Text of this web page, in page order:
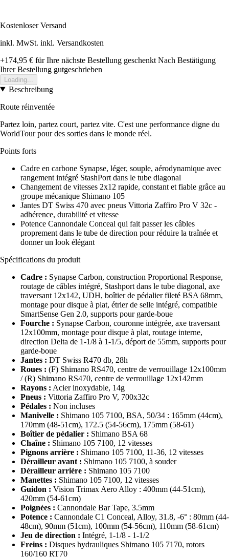
Kostenloser Versand
inkl. MwSt. inkl. Versandkosten
+174,95 € für Ihre nächste Bestellung geschenkt Nach Bestätigung
Ihrer Bestellung gutgeschrieben
Loading...
Beschreibung
Route réinventée
Partez loin, partez court, partez vite. C'est une performance digne du
WorldTour pour des sorties dans le monde réel.
Points forts
Cadre en carbone Synapse, léger, souple, aérodynamique avec
rangement intégré StashPort dans le tube diagonal
Changement de vitesses 2x12 rapide, constant et fiable grâce au
groupe mécanique Shimano 105
Jantes DT Swiss 470 avec pneus Vittoria Zaffiro Pro V 32c -
adhérence, durabilité et vitesse
Potence Cannondale Conceal qui fait passer les câbles
proprement dans le tube de direction pour réduire la traînée et
donner un look élégant
Spécifications du produit
Cadre : Synapse Carbon, construction Proportional Response,
routage de câbles intégré, Stashport dans le tube diagonal, axe
traversant 12x142, UDH, boîtier de pédalier fileté BSA 68mm,
montage pour disque à plat, étrier de selle intégré, compatible
SmartSense Gen 2.0, supports pour garde-boue
Fourche : Synapse Carbon, couronne intégrée, axe traversant
12x100mm, montage pour disque à plat, routage interne,
direction Delta de 1-1/8 à 1-1/5, déport de 55mm, supports pour
garde-boue
Jantes : DT Swiss R470 db, 28h
Roues : (F) Shimano RS470, centre de verrouillage 12x100mm
/ (R) Shimano RS470, centre de verrouillage 12x142mm
Rayons : Acier inoxydable, 14g
Pneus : Vittoria Zaffiro Pro V, 700x32c
Pédales : Non incluses
Manivelle : Shimano 105 7100, BSA, 50/34 : 165mm (44cm),
170mm (48-51cm), 172.5 (54-56cm), 175mm (58-61)
Boîtier de pédalier : Shimano BSA 68
Chaîne : Shimano 105 7100, 12 vitesses
Pignons arrière : Shimano 105 7100, 11-36, 12 vitesses
Dérailleur avant : Shimano 105 7100, à souder
Dérailleur arrière : Shimano 105 7100
Manettes : Shimano 105 7100, 12 vitesses
Guidon : Vision Trimax Aero Alloy : 400mm (44-51cm),
420mm (54-61cm)
Poignées : Cannondale Bar Tape, 3.5mm
Potence : Cannondale C1 Conceal, Alloy, 31.8, -6° : 80mm (44-
48cm), 90mm (51cm), 100mm (54-56cm), 110mm (58-61cm)
Jeu de direction : Intégré, 1-1/8 - 1-1/2
Freins : Disques hydrauliques Shimano 105 7170, rotors
160/160 RT70